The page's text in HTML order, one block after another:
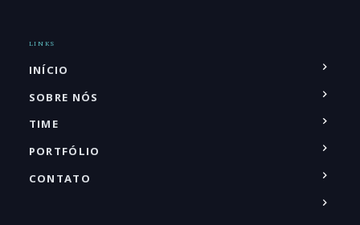
LINKS
INÍCIO
SOBRE NÓS
TIME
PORTFÓLIO
CONTATO